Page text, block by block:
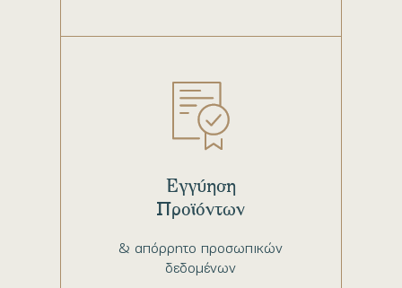
& απόρρητο προσωπικών
δεδομένων
Εγγύηση
Προϊόντων